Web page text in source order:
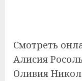
Смотреть
Алисия
Оливия